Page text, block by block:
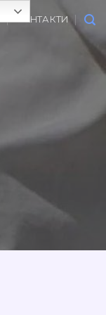
КОНТАКТИ